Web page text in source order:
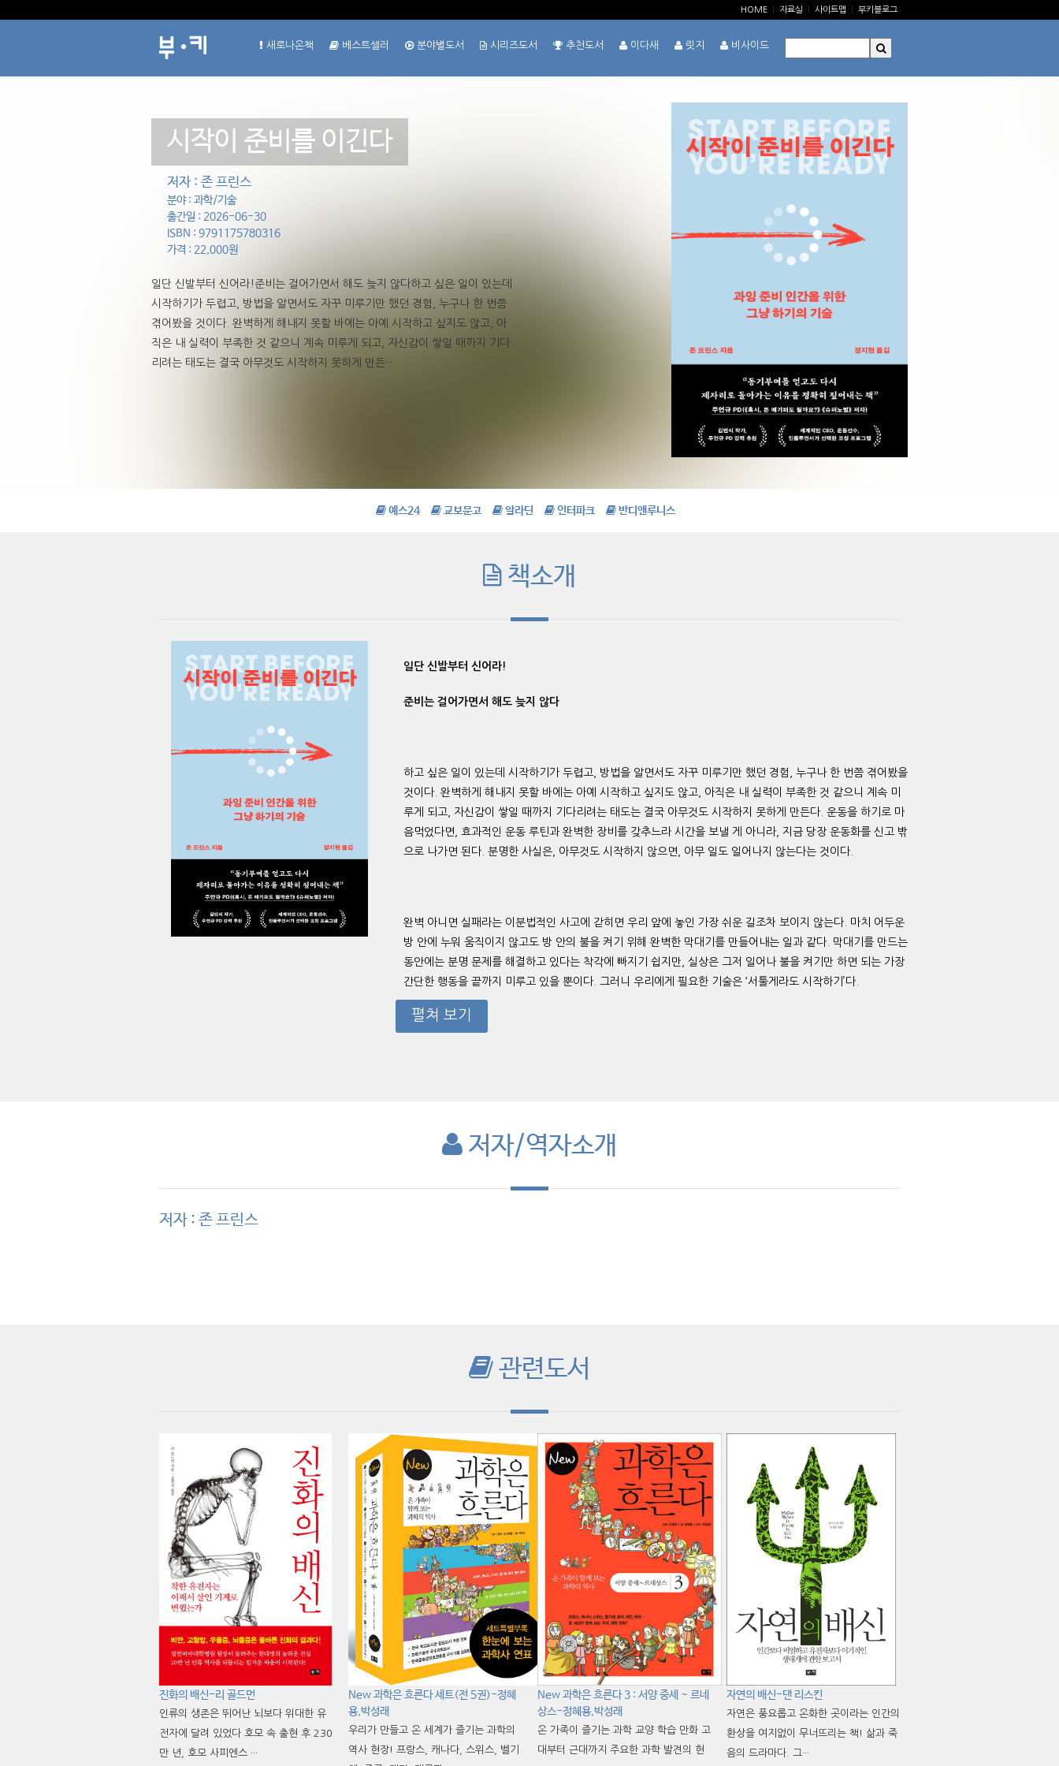
HOME 자료실 사이트맵 부키블로그
새로나온책 베스트셀러 분야별도서 시리즈도서 추천도서 이다새 릿지 비사이드
시작이 준비를 이긴다
저자 : 존 프린스
분야 : 과학/기술
출간일 : 2026-06-30
ISBN : 9791175780316
가격 : 22,000원
일단 신발부터 신어라!준비는 걸어가면서 해도 늦지 않다하고 싶은 일이 있는데
시작하기가 두렵고, 방법을 알면서도 자꾸 미루기만 했던 경험, 누구나 한 번쯤
겪어봤을 것이다. 완벽하게 해내지 못할 바에는 아예 시작하고 싶지도 않고, 아
직은 내 실력이 부족한 것 같으니 계속 미루게 되고, 자신감이 쌓일 때까지 기다
리려는 태도는 결국 아무것도 시작하지 못하게 만든···
예스24 교보문고 알라딘 인터파크 반디앤루니스
책소개
일단 신발부터 신어라!
준비는 걸어가면서 해도 늦지 않다
하고 싶은 일이 있는데 시작하기가 두렵고, 방법을 알면서도 자꾸 미루기만 했던 경험, 누구나 한 번쯤 겪어봤을
것이다. 완벽하게 해내지 못할 바에는 아예 시작하고 싶지도 않고, 아직은 내 실력이 부족한 것 같으니 계속 미
루게 되고, 자신감이 쌓일 때까지 기다리려는 태도는 결국 아무것도 시작하지 못하게 만든다. 운동을 하기로 마
음먹었다면, 효과적인 운동 루틴과 완벽한 장비를 갖추느라 시간을 보낼 게 아니라, 지금 당장 운동화를 신고 밖
으로 나가면 된다. 분명한 사실은, 아무것도 시작하지 않으면, 아무 일도 일어나지 않는다는 것이다.
완벽 아니면 실패라는 이분법적인 사고에 갇히면 우리 앞에 놓인 가장 쉬운 길조차 보이지 않는다. 마치 어두운
방 안에 누워 움직이지 않고도 방 안의 불을 켜기 위해 완벽한 막대기를 만들어내는 일과 같다. 막대기를 만드는
동안에는 분명 문제를 해결하고 있다는 착각에 빠지기 쉽지만, 실상은 그저 일어나 불을 켜기만 하면 되는 가장
간단한 행동을 끝까지 미루고 있을 뿐이다. 그러니 우리에게 필요한 기술은 ‘서툴게라도 시작하기’다.
펼쳐 보기
저자/역자소개
저자 : 존 프린스
관련도서
진화의 배신-리 골드먼
인류의 생존은 뛰어난 뇌보다 위대한 유
전자에 달려 있었다 호모 속 출현 후 230
만 년, 호모 사피엔스 ···
New 과학은 흐른다 세트(전 5권)-정혜
용,박성래
우리가 만들고 온 세계가 즐기는 과학의
역사 현장! 프랑스, 캐나다, 스위스, 벨기
New 과학은 흐른다 3 : 서양 중세 ~ 르네
상스-정혜용,박성래
온 가족이 즐기는 과학 교양 학습 만화 고
대부터 근대까지 주요한 과학 발견의 현
자연의 배신-댄 리스킨
자연은 풍요롭고 온화한 곳이라는 인간의
환상을 여지없이 무너뜨리는 책! 삶과 죽
음의 드라마다. 그···